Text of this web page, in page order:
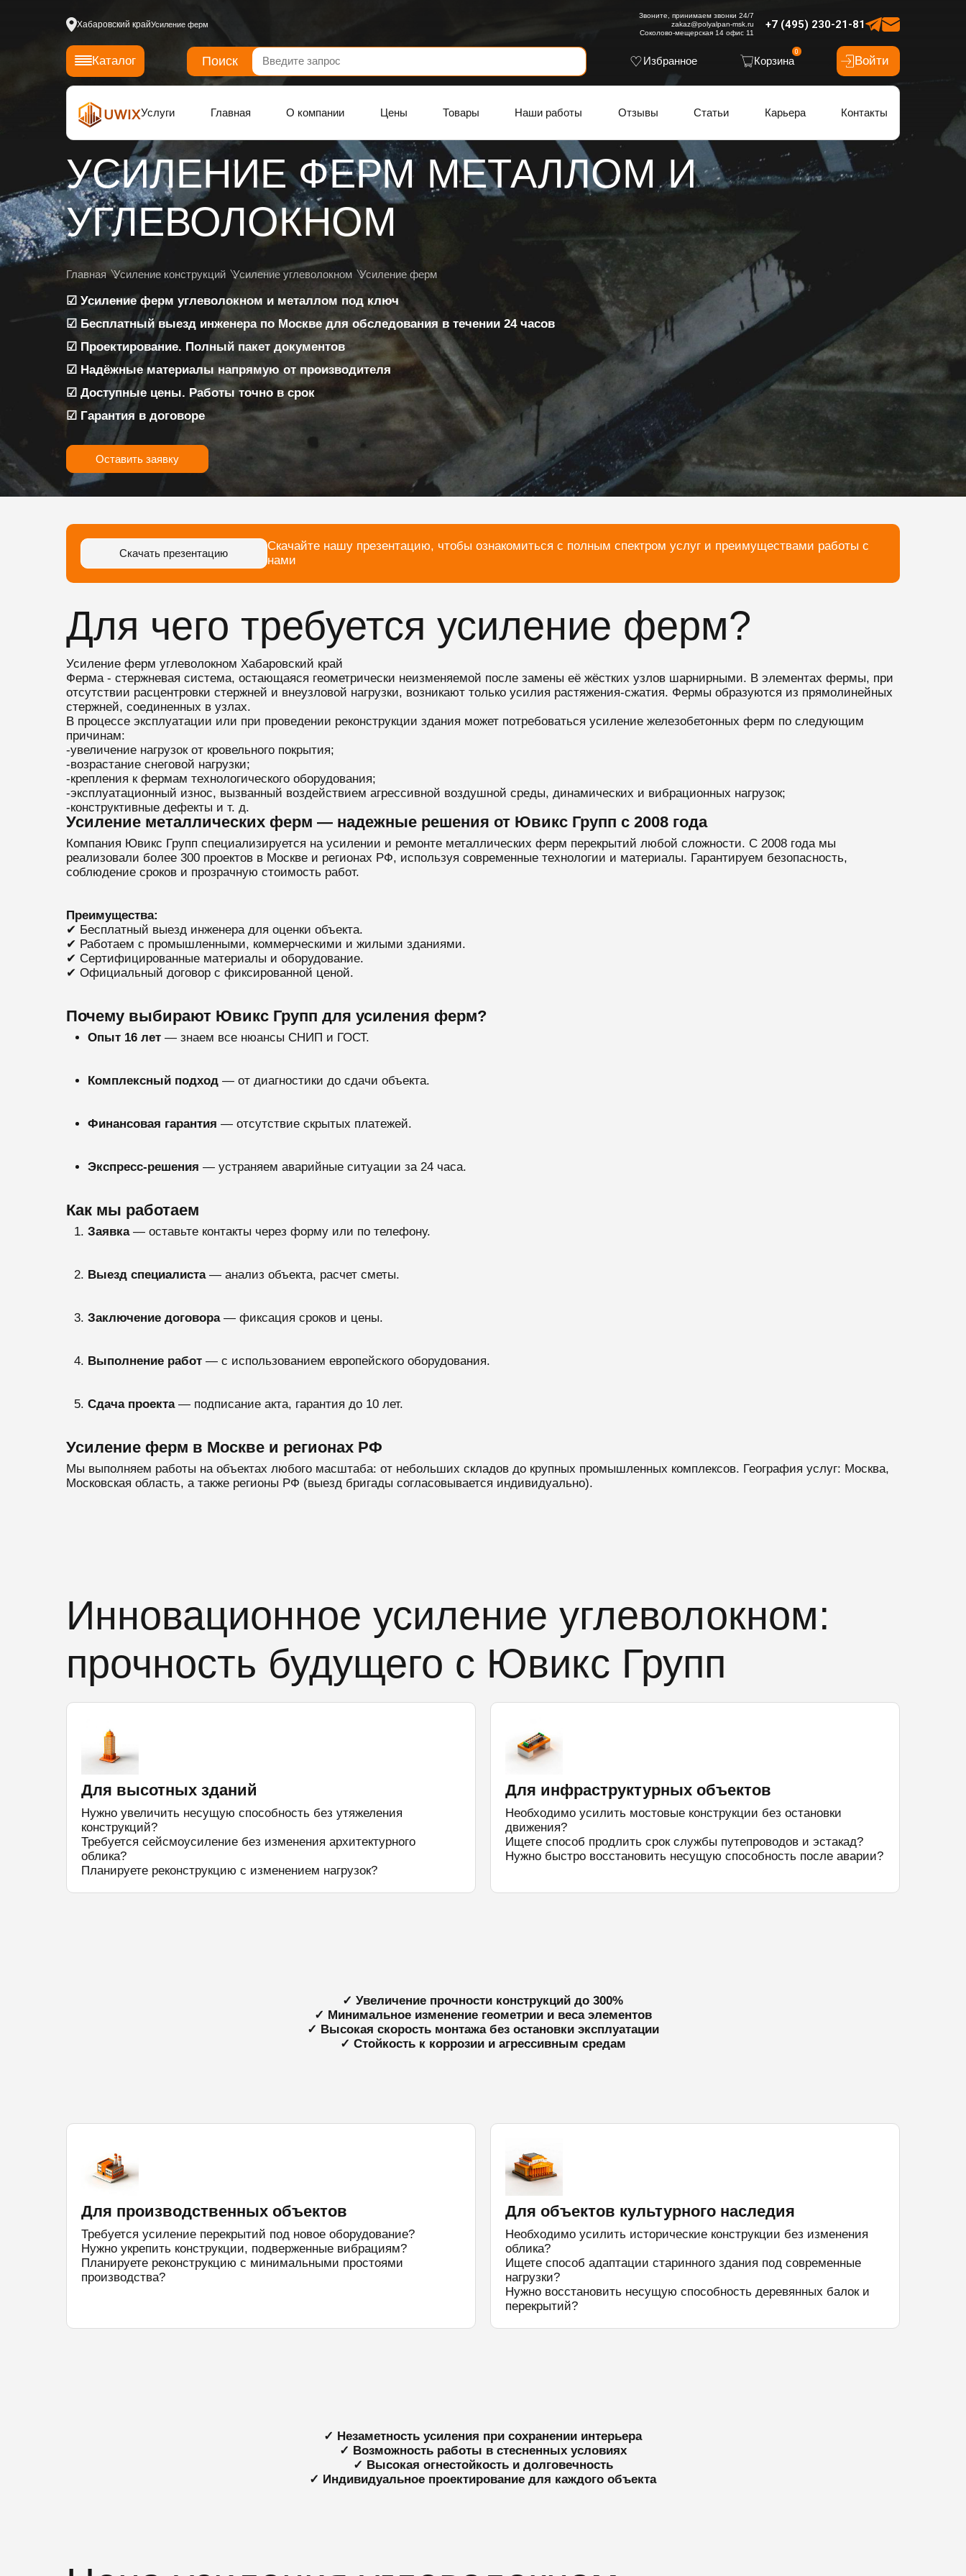
Хабаровский крайУсиление ферм +7 (495) 230-21-81
Звоните, принимаем звонки 24/7
zakaz@polyalpan-msk.ru
Соколово-мещерская 14 офис 11
Каталог Поиск Избранное Корзина
0
Войти
Услуги Главная О компании Цены Товары Наши работы Отзывы Статьи Карьера Контакты
УСИЛЕНИЕ ФЕРМ МЕТАЛЛОМ И
УГЛЕВОЛОКНОМ
Главная Усиление конструкций Усиление углеволокном Усиление ферм
☑ Усиление ферм углеволокном и металлом под ключ
☑ Бесплатный выезд инженера по Москве для обследования в течении 24 часов
☑ Проектирование. Полный пакет документов
☑ Надёжные материалы напрямую от производителя
☑ Доступные цены. Работы точно в срок
☑ Гарантия в договоре
Оставить заявку
Скачать презентацию
Скачайте нашу презентацию, чтобы ознакомиться с полным спектром услуг и преимуществами работы с
нами
Для чего требуется усиление ферм?
Усиление ферм углеволокном Хабаровский край
Ферма - стержневая система, остающаяся геометрически неизменяемой после замены её жёстких узлов шарнирными. В элементах фермы, при
отсутствии расцентровки стержней и внеузловой нагрузки, возникают только усилия растяжения-сжатия. Фермы образуются из прямолинейных
стержней, соединенных в узлах.
В процессе эксплуатации или при проведении реконструкции здания может потребоваться усиление железобетонных ферм по следующим
причинам:
-увеличение нагрузок от кровельного покрытия;
-возрастание снеговой нагрузки;
-крепления к фермам технологического оборудования;
-эксплуатационный износ, вызванный воздействием агрессивной воздушной среды, динамических и вибрационных нагрузок;
-конструктивные дефекты и т. д.
Усиление металлических ферм — надежные решения от Ювикс Групп с 2008 года
Компания Ювикс Групп специализируется на усилении и ремонте металлических ферм перекрытий любой сложности. С 2008 года мы
реализовали более 300 проектов в Москве и регионах РФ, используя современные технологии и материалы. Гарантируем безопасность,
соблюдение сроков и прозрачную стоимость работ.
Преимущества:
✔ Бесплатный выезд инженера для оценки объекта.
✔ Работаем с промышленными, коммерческими и жилыми зданиями.
✔ Сертифицированные материалы и оборудование.
✔ Официальный договор с фиксированной ценой.
Почему выбирают Ювикс Групп для усиления ферм?
Опыт 16 лет — знаем все нюансы СНИП и ГОСТ.
Комплексный подход — от диагностики до сдачи объекта.
Финансовая гарантия — отсутствие скрытых платежей.
Экспресс-решения — устраняем аварийные ситуации за 24 часа.
Как мы работаем
Заявка — оставьте контакты через форму или по телефону.
Выезд специалиста — анализ объекта, расчет сметы.
Заключение договора — фиксация сроков и цены.
Выполнение работ — с использованием европейского оборудования.
Сдача проекта — подписание акта, гарантия до 10 лет.
Усиление ферм в Москве и регионах РФ
Мы выполняем работы на объектах любого масштаба: от небольших складов до крупных промышленных комплексов. География услуг: Москва,
Московская область, а также регионы РФ (выезд бригады согласовывается индивидуально).
Инновационное усиление углеволокном:
прочность будущего с Ювикс Групп
Для высотных зданий
Нужно увеличить несущую способность без утяжеления
конструкций?
Требуется сейсмоусиление без изменения архитектурного
облика?
Планируете реконструкцию с изменением нагрузок?
Для инфраструктурных объектов
Необходимо усилить мостовые конструкции без остановки
движения?
Ищете способ продлить срок службы путепроводов и эстакад?
Нужно быстро восстановить несущую способность после аварии?
✓ Увеличение прочности конструкций до 300%
✓ Минимальное изменение геометрии и веса элементов
✓ Высокая скорость монтажа без остановки эксплуатации
✓ Стойкость к коррозии и агрессивным средам
Для производственных объектов
Требуется усиление перекрытий под новое оборудование?
Нужно укрепить конструкции, подверженные вибрациям?
Планируете реконструкцию с минимальными простоями
производства?
Для объектов культурного наследия
Необходимо усилить исторические конструкции без изменения
облика?
Ищете способ адаптации старинного здания под современные
нагрузки?
Нужно восстановить несущую способность деревянных балок и
перекрытий?
✓ Незаметность усиления при сохранении интерьера
✓ Возможность работы в стесненных условиях
✓ Высокая огнестойкость и долговечность
✓ Индивидуальное проектирование для каждого объекта